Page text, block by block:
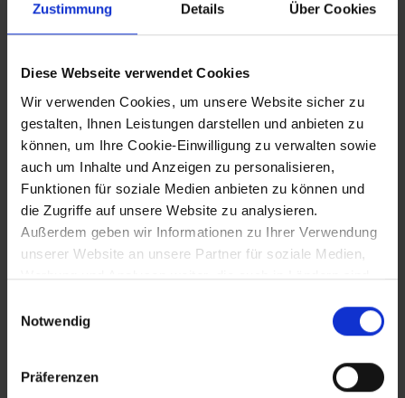
Zustimmung Details Über Cookies
Diese Webseite verwendet Cookies
Wir verwenden Cookies, um unsere Website sicher zu
gestalten, Ihnen Leistungen darstellen und anbieten zu
können, um Ihre Cookie-Einwilligung zu verwalten sowie
auch um Inhalte und Anzeigen zu personalisieren,
Funktionen für soziale Medien anbieten zu können und
die Zugriffe auf unsere Website zu analysieren.
Außerdem geben wir Informationen zu Ihrer Verwendung
unserer Website an unsere Partner für soziale Medien,
Werbung und Analysen weiter, die auch in Ländern sind,
gegeben ist, und in denen Sie Ihre Rechte uU nicht
effektiv durchsetzen können. Unsere Partner führen
diese Informationen möglicherweise mit weiteren Daten
zusammen, die Sie ihnen bereitgestellt haben oder die
Notwendig
Präferenzen
17.10.1917
Parteitag der Sozialdemokraten:
Forderung nach einer Verwaltungsreform
als ersten Schritt zur Umwandlung
Österreichs in eine Föderation der
Letzte Isonzoschlacht: österreichisch-